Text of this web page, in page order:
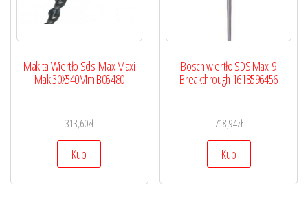
Makita Wiertło Sds-Max Maxi
Mak 30X540Mm B05480
313,60zł
Kup
Bosch wiertło SDS Max-9
Breakthrough 1618596456
718,94zł
Kup